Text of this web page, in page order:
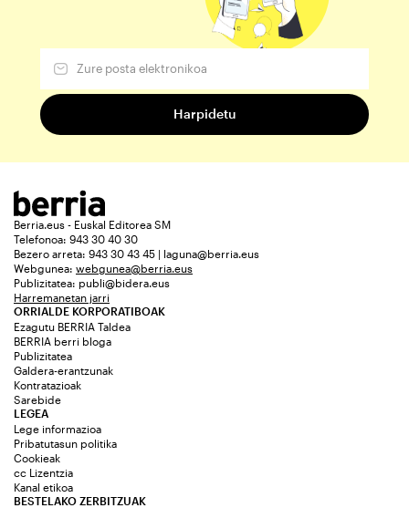
Berria.eus - Euskal Editorea SM
Telefonoa: 943 30 40 30
Bezero arreta: 943 30 43 45 | laguna@berria.eus
Webgunea: webgunea@berria.eus
Publizitatea: publi@bidera.eus
Harremanetan jarri
ORRIALDE KORPORATIBOAK
Ezagutu BERRIA Taldea
BERRIA berri bloga
Publizitatea
Galdera-erantzunak
Kontratazioak
Sarebide
LEGEA
Lege informazioa
Pribatutasun politika
Cookieak
cc Lizentzia
Kanal etikoa
BESTELAKO ZERBITZUAK